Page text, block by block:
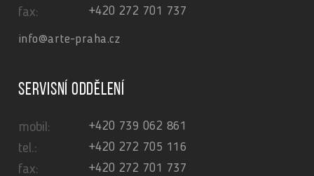
fax: +420 272 701 737
info@arte-praha.cz
Servisní oddělení
mobil: +420 739 062 861
tel.: +420 272 705 116
fax: +420 272 701 737